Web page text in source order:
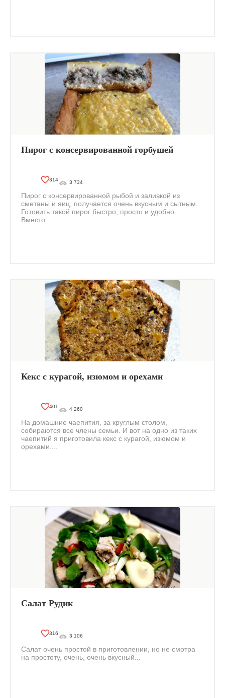
Пирог с консервированной горбушей
314 3 734
Пирог с консервированной рыбой и заливкой из
сметаны и яиц, получается очень вкусным и сытным.
Готовить такой пирог быстро, просто и удобно.
Вместо...
Кекс с курагой, изюмом и орехами
401 4 260
На домашние чаепития, за круглым столом,
собираются все члены семьи. И вот на одно из таких
чаепитий я приготовила кекс с курагой, изюмом и
орехами....
Салат Рудик
316 3 106
Салат очень простой в приготовлении, но не смотра
на простоту, очень, очень вкусный...